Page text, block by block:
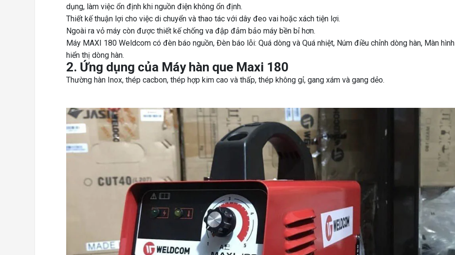
dụng, làm việc ổn định khi nguồn điện không ổn định.
Thiết kế thuận lợi cho việc di chuyển và thao tác với dây đeo vai hoặc xách tiện lợi.
Ngoài ra vỏ máy còn được thiết kế chống va đập đảm bảo máy bền bỉ hơn.
Máy MAXI 180 Weldcom có đèn báo nguồn, Đèn báo lỗi: Quá dòng và Quá nhiệt, Núm điều chỉnh dòng hàn, Màn hình
hiển thị dòng hàn.
2. Ứng dụng của Máy hàn que Maxi 180
Thường hàn Inox, thép cacbon, thép hợp kim cao và thấp, thép không gỉ, gang xám và gang dẻo.